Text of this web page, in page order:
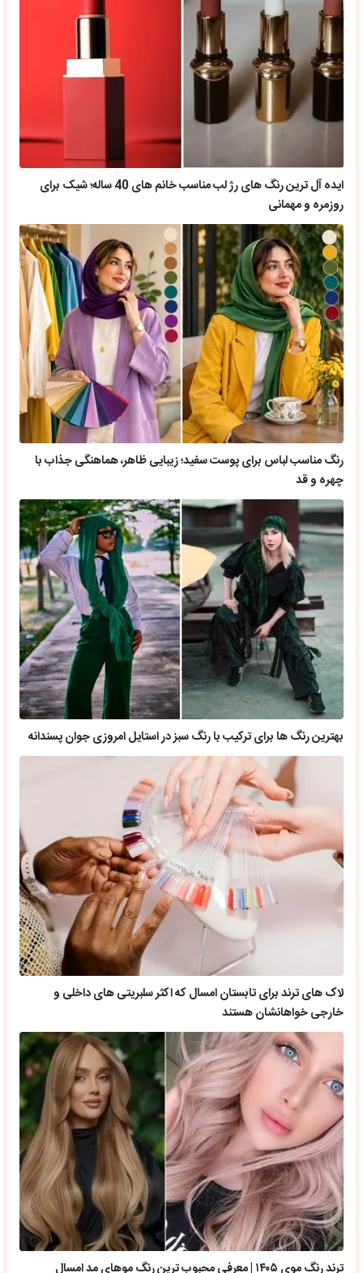
ایده آل ترین رنگ های رژ لب مناسب خانم های 40 ساله؛ شیک برای
روزمره و مهمانی
رنگ مناسب لباس برای پوست سفید؛ زیبایی ظاهر، هماهنگی جذاب با
چهره و قد
بهترین رنگ ها برای ترکیب با رنگ سبز در استایل امروزی جوان پسندانه
لاک های ترند برای تابستان امسال که اکثر سلبریتی های داخلی و
خارجی خواهانشان هستند